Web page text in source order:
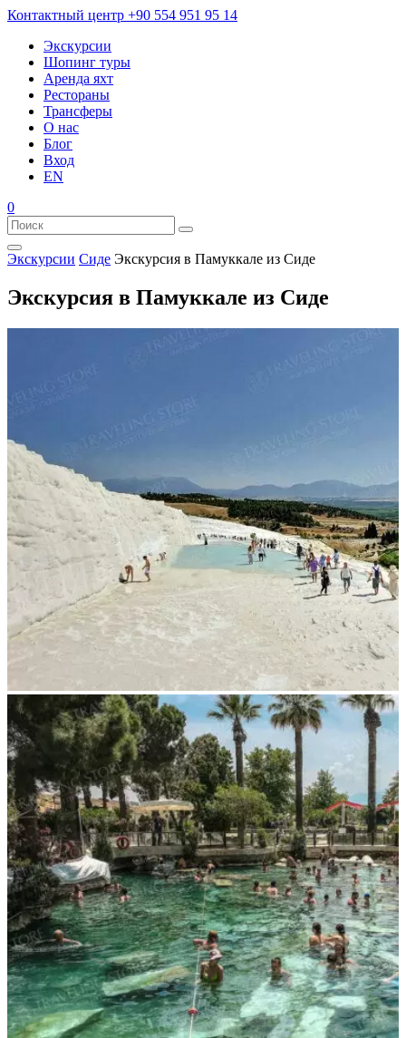
Контактный центр +90 554 951 95 14
Экскурсии
Шопинг туры
Аренда яхт
Рестораны
Трансферы
О нас
Блог
Вход
EN
0
Экскурсии Сиде Экскурсия в Памуккале из Сиде
Экскурсия в Памуккале из Сиде